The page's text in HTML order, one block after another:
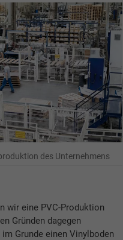
des Unternehmens
wir eine PVC-Produktion
Gründen dagegen
Grunde einen Vinylboden